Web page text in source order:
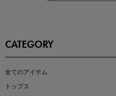
注目の新作が販売開始
CATEGORY
全てのアイテム
トップス